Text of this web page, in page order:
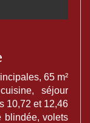
65 m²
séjour
10,72 et 12,46
blindée, volets